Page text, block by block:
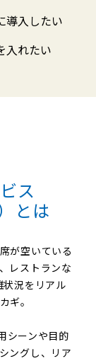
導入したい
入れたい
ス
とは
が空いている
レストランな
状況をリアル
ギ。
シーンや目的
ングし、リア